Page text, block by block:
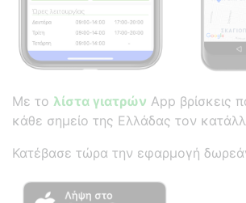
Με το λίστα γιατρών App βρίσκεις
κάθε σημείο της Ελλάδας τον
Κατέβασε τώρα την εφαρμογή